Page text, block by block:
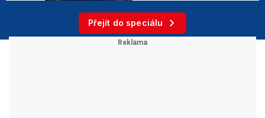
Přejít do speciálu